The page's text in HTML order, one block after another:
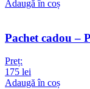
Adaugă în coș
Pachet cadou –
Preț:
175 lei
Adaugă în coș